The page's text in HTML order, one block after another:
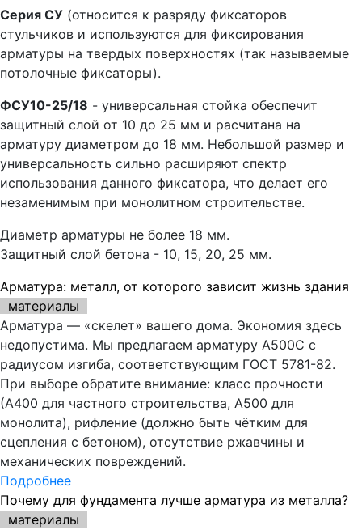
Серия СУ (относится к разряду фиксаторов
стульчиков и используются для фиксирования
арматуры на твердых поверхностях (так называемые
потолочные фиксаторы).
ФСУ10-25/18 - универсальная стойка обеспечит
защитный слой от 10 до 25 мм и расчитана на
арматуру диаметром до 18 мм. Небольшой размер и
универсальность сильно расширяют спектр
использования данного фиксатора, что делает его
незаменимым при монолитном строительстве.
Диаметр арматуры не более 18 мм.
Защитный слой бетона - 10, 15, 20, 25 мм.
Арматура: металл, от которого зависит жизнь здания
материалы
Арматура — «скелет» вашего дома. Экономия здесь
недопустима. Мы предлагаем арматуру А500С с
радиусом изгиба, соответствующим ГОСТ 5781-82.
При выборе обратите внимание: класс прочности
(А400 для частного строительства, А500 для
монолита), рифление (должно быть чётким для
сцепления с бетоном), отсутствие ржавчины и
механических повреждений.
Подробнее
Почему для фундамента лучше арматура из металла?
материалы